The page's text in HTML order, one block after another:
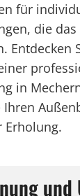
für
die
Entdecken
in
Ihren
Erholung.
und